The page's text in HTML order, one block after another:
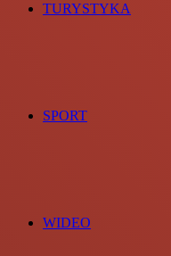
TURYSTYKA
SPORT
WIDEO